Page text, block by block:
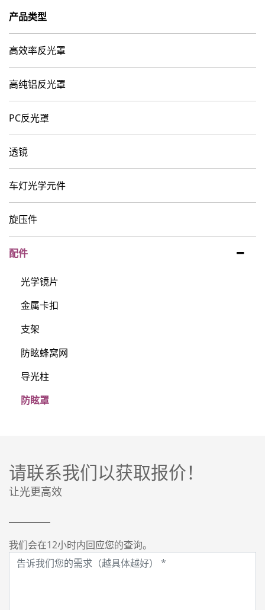
产品类型
高效率反光罩
高纯铝反光罩
PC反光罩
透镜
车灯光学元件
旋压件
配件
光学镜片
金属卡扣
支架
防眩蜂窝网
导光柱
防眩罩
请联系我们以获取报价！
让光更高效
我们会在12小时内回应您的查询。